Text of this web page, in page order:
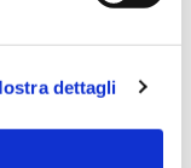
dettagli
figlia studia con